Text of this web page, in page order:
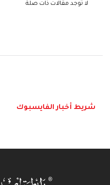
لا توجد مقالات ذات صلة
شريط أخبار الفايسبوك